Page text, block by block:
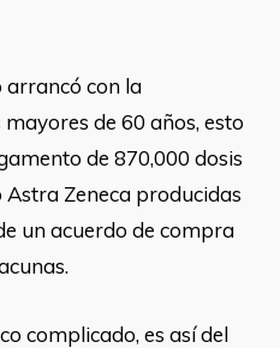
arrancó con la
de 60 años, esto
de 870,000 dosis
Zeneca producidas
un acuerdo de compra
complicado, es así del